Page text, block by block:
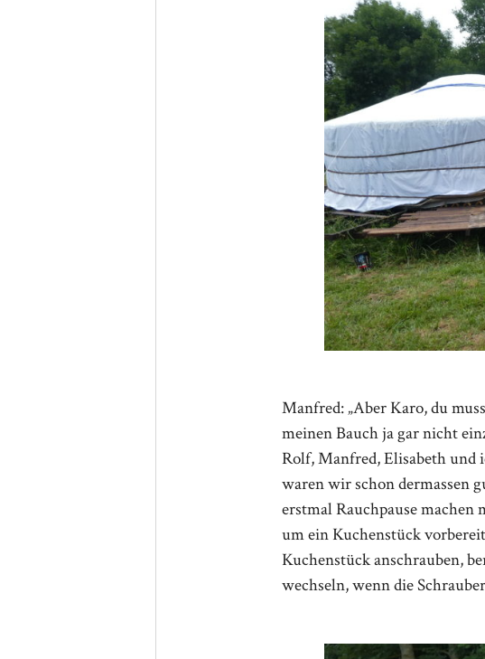
Manfred: „Aber Karo, du
meinen Bauch ja gar nicht
Rolf, Manfred, Elisabeth und
waren wir schon dermassen
erstmal Rauchpause machen
um ein Kuchenstück
Kuchenstück anschrauben,
wechseln, wenn die